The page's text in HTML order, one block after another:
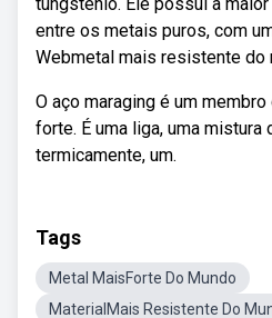
entre os metais puros, com
Webmetal mais resistente do
O aço maraging é um
forte. É uma liga, uma mistura
termicamente, um.
Tags
Metal MaisForte Do Mundo
MaterialMais Resistente Do